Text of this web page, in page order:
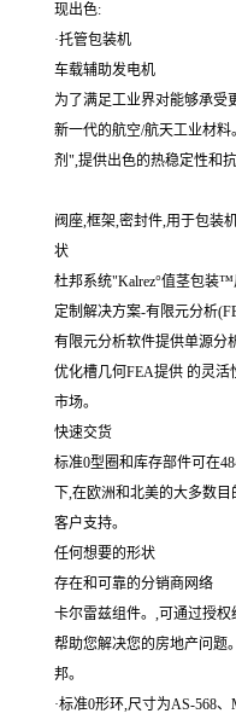
现出色:
·托管包装机
车载辅助发电机
为了满足工业界对能够承受
新一代的航空/航天工业材
剂",提供出色的热稳定性和
阀座,框架,密封件,用于包装
状
杜邦系统"Kalrez°值茎包装
定制解决方案-有限元分析
有限元分析软件提供单源分
优化槽几何FEA提供 的灵
市场。
快速交货
标准0型圈和库存部件可在
下,在欧洲和北美的大多数
客户支持。
任何想要的形状
存在和可靠的分销商网络
卡尔雷兹组件。,可通过授
帮助您解决您的房地产问题
邦。
·标准0形环,尺寸为AS-568、